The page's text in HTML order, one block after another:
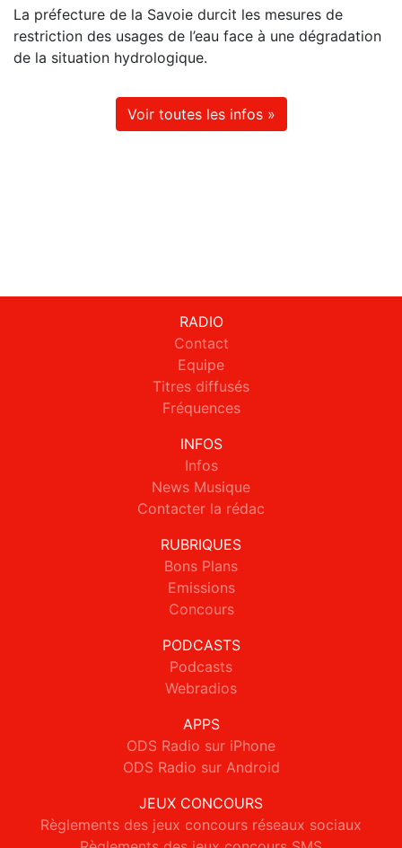
La préfecture de la Savoie durcit les mesures de
restriction des usages de l’eau face à une dégradation
de la situation hydrologique.
Voir toutes les infos »
RADIO
Contact
Equipe
Titres diffusés
Fréquences
INFOS
Infos
News Musique
Contacter la rédac
RUBRIQUES
Bons Plans
Emissions
Concours
PODCASTS
Podcasts
Webradios
APPS
ODS Radio sur iPhone
ODS Radio sur Android
JEUX CONCOURS
Règlements des jeux concours réseaux sociaux